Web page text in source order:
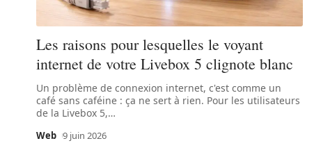
Les raisons pour lesquelles le voyant
internet de votre Livebox 5 clignote blanc
Un problème de connexion internet, c'est comme un
café sans caféine : ça ne sert à rien. Pour les utilisateurs
de la Livebox 5,…
Web 9 juin 2026